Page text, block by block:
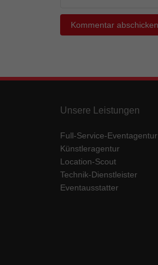
Unsere Leistungen
Full-Service-Eventagentur
Künstleragentur
Location-Scout
Technik-Dienstleister
Eventausstatter